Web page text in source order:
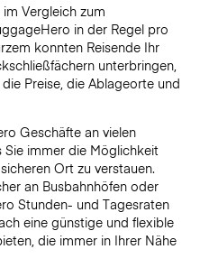
Vergleich zum
in der Regel pro
konnten Reisende Ihr
unterbringen,
Preise, die Ablageorte und
Geschäfte an vielen
Sie immer die Möglichkeit
Ort zu verstauen.
an Busbahnhöfen oder
Stunden- und Tagesraten
eine günstige und flexible
die immer in Ihrer Nähe